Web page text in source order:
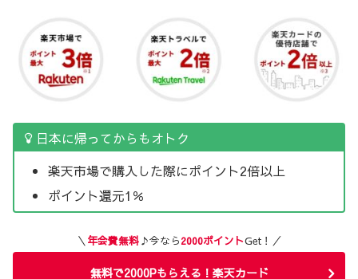
日本に帰ってからもオトク
楽天市場で購入した際にポイント2倍以上
ポイント還元1％
＼ 年会費無料♪今なら2000ポイントGet！／
無料で2000Pもらえる！楽天カード